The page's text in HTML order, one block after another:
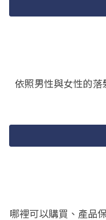
依照男性與女性的
哪裡可以購買、產品